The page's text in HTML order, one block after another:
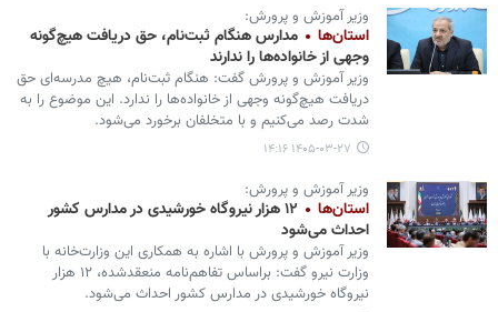
وزیر آموزش و پرورش:
استان‌ها
مدارس هنگام ثبت‌نام، حق دریافت هیچ‌گونه
وجهی از خانواده‌ها را ندارند
وزیر آموزش و پرورش گفت: هنگام ثبت‌نام، هیچ مدرسه‌ای حق
دریافت هیچ‌گونه وجهی از خانواده‌ها را ندارد. این موضوع را به
شدت رصد می‌کنیم و با متخلفان برخورد می‌شود.
۱۴۰۵-۰۳-۲۷ ۱۴:۱۶
وزیر آموزش و پرورش:
استان‌ها
۱۲ هزار نیروگاه خورشیدی در مدارس کشور
احداث می‌شود
وزیر آموزش و پرورش با اشاره به همکاری این وزارت‌خانه با
وزارت نیرو گفت: براساس تفاهم‌نامه منعقدشده، ۱۲ هزار
نیروگاه خورشیدی در مدارس کشور احداث می‌شود.